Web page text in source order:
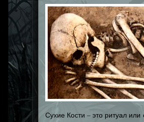
Сухие Кости – это ритуал